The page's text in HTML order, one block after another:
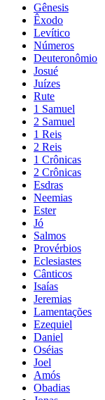
Gênesis
Êxodo
Levítico
Números
Deuteronômio
Josué
Juízes
Rute
1 Samuel
2 Samuel
1 Reis
2 Reis
1 Crônicas
2 Crônicas
Esdras
Neemias
Ester
Jó
Salmos
Provérbios
Eclesiastes
Cânticos
Isaías
Jeremias
Lamentações
Ezequiel
Daniel
Oséias
Joel
Amós
Obadias